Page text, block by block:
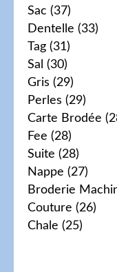
Sac (37)
Dentelle (33)
Tag (31)
Sal (30)
Gris (29)
Perles (29)
Carte Brodée
Fee (28)
Suite (28)
Nappe (27)
Broderie
Couture (26)
Chale (25)